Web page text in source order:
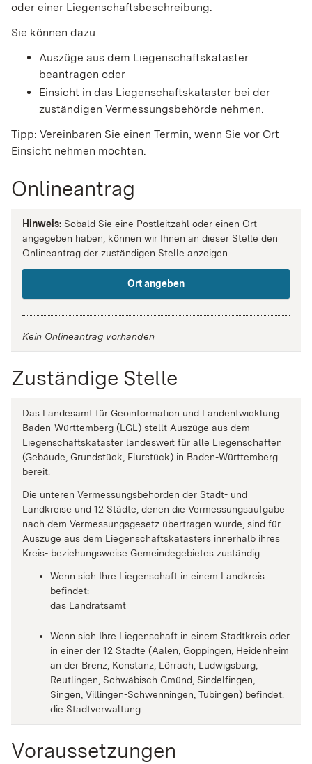
oder einer Liegenschaftsbeschreibung.
Sie können dazu
Auszüge aus dem Liegenschaftskataster
beantragen oder
Einsicht in das Liegenschaftskataster bei der
zuständigen Vermessungsbehörde nehmen.
Tipp: Vereinbaren Sie einen Termin, wenn Sie vor Ort
Einsicht nehmen möchten.
Onlineantrag
Hinweis: Sobald Sie eine Postleitzahl oder einen Ort
angegeben haben, können wir Ihnen an dieser Stelle den
Onlineantrag der zuständigen Stelle anzeigen.
Ort angeben
Kein Onlineantrag vorhanden
Zuständige Stelle
Das Landesamt für Geoinformation und Landentwicklung
Baden-Württemberg (LGL) stellt Auszüge aus dem
Liegenschaftskataster landesweit für alle Liegenschaften
(Gebäude, Grundstück, Flurstück) in Baden-Württemberg
bereit.
Die unteren Vermessungsbehörden der Stadt- und
Landkreise und 12 Städte, denen die Vermessungsaufgabe
nach dem Vermessungsgesetz übertragen wurde, sind für
Auszüge aus dem Liegenschaftskatasters innerhalb ihres
Kreis- beziehungsweise Gemeindegebietes zuständig.
Wenn sich Ihre Liegenschaft in einem Landkreis
befindet:
das Landratsamt
Wenn sich Ihre Liegenschaft in einem Stadtkreis oder
in einer der 12 Städte (Aalen, Göppingen, Heidenheim
an der Brenz, Konstanz, Lörrach, Ludwigsburg,
Reutlingen, Schwäbisch Gmünd, Sindelfingen,
Singen, Villingen-Schwenningen, Tübingen) befindet:
die Stadtverwaltung
Voraussetzungen